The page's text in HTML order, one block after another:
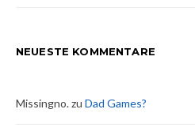
NEUESTE KOMMENTARE
Missingno.zu Dad Games?